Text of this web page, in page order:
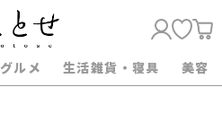
グルメ 生活雑貨・寝具 美容